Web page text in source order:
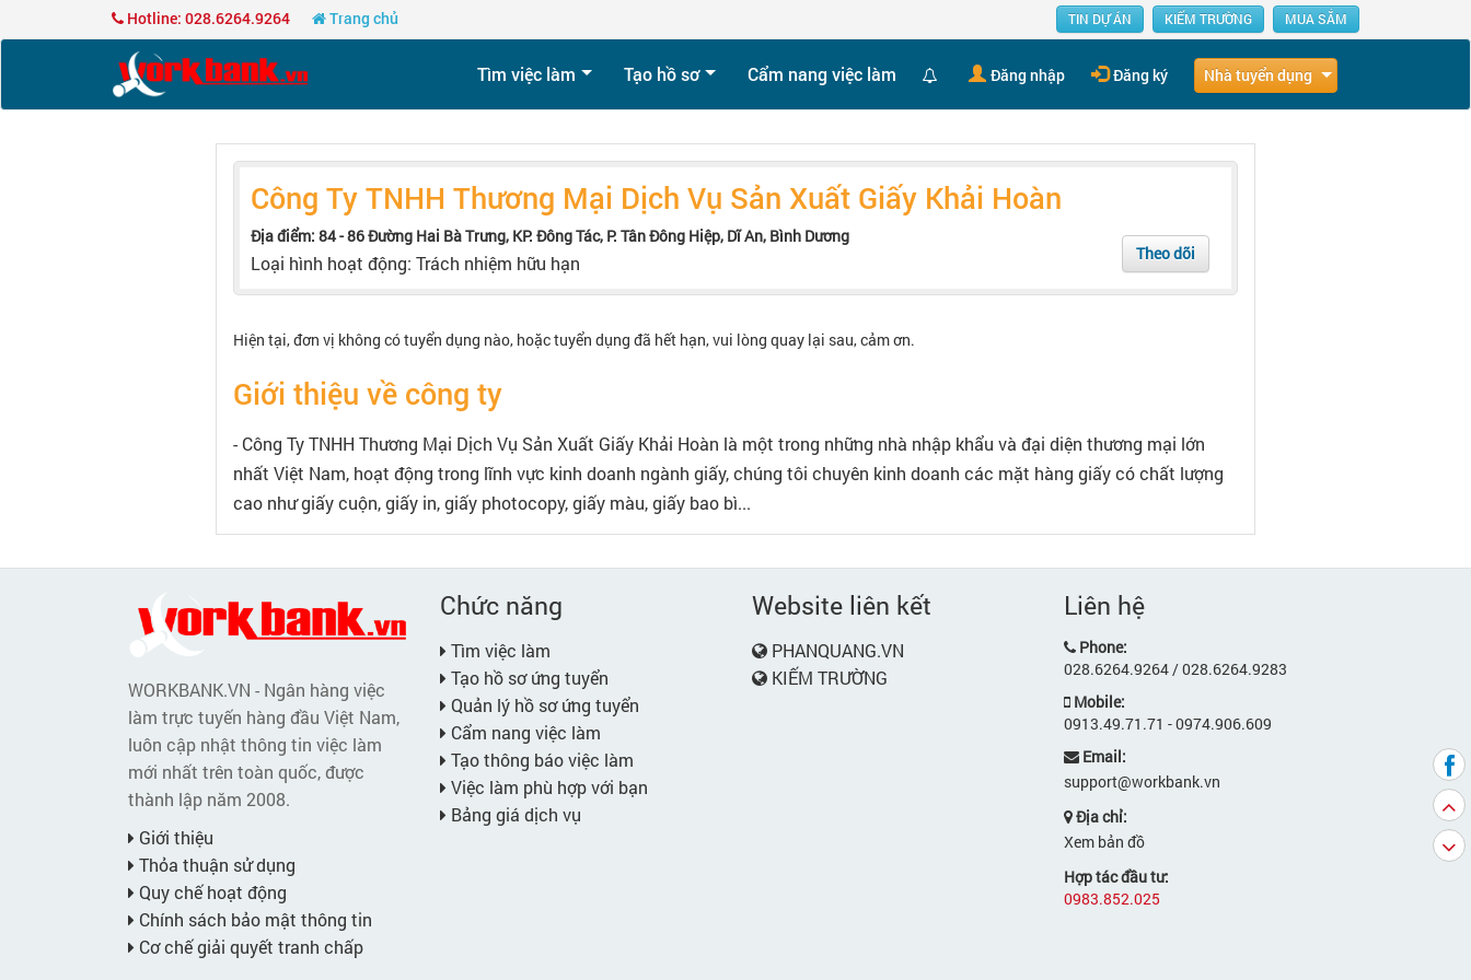
Hotline: 028.6264.9264 Trang chủ TIN DỰ ÁN KIẾM TRƯỜNG MUA SẮM
Tìm việc làm Tạo hồ sơ Cẩm nang việc làm Đăng nhập Đăng ký Nhà tuyển dụng
Công Ty TNHH Thương Mại Dịch Vụ Sản Xuất Giấy Khải Hoàn
Địa điểm: 84 - 86 Đường Hai Bà Trưng, KP. Đông Tác, P. Tân Đông Hiệp, Dĩ An, Bình Dương
Loại hình hoạt động: Trách nhiệm hữu hạn Theo dõi
Hiện tại, đơn vị không có tuyển dụng nào, hoặc tuyển dụng đã hết hạn, vui lòng quay lại sau, cảm ơn.
Giới thiệu về công ty
- Công Ty TNHH Thương Mại Dịch Vụ Sản Xuất Giấy Khải Hoàn là một trong những nhà nhập khẩu và đại diện thương mại lớn
nhất Việt Nam, hoạt động trong lĩnh vực kinh doanh ngành giấy, chúng tôi chuyên kinh doanh các mặt hàng giấy có chất lượng
cao như giấy cuộn, giấy in, giấy photocopy, giấy màu, giấy bao bì...
WORKBANK.VN - Ngân hàng việc
làm trực tuyến hàng đầu Việt Nam,
luôn cập nhật thông tin việc làm
mới nhất trên toàn quốc, được
thành lập năm 2008.
Giới thiệu
Thỏa thuận sử dụng
Quy chế hoạt động
Chính sách bảo mật thông tin
Cơ chế giải quyết tranh chấp
Chức năng
Tìm việc làm
Tạo hồ sơ ứng tuyển
Quản lý hồ sơ ứng tuyển
Cẩm nang việc làm
Tạo thông báo việc làm
Việc làm phù hợp với bạn
Bảng giá dịch vụ
Website liên kết
PHANQUANG.VN
KIẾM TRƯỜNG
Liên hệ
Phone:
028.6264.9264 / 028.6264.9283
Mobile:
0913.49.71.71 - 0974.906.609
Email:
support@workbank.vn
Địa chỉ:
Xem bản đồ
Hợp tác đầu tư:
0983.852.025